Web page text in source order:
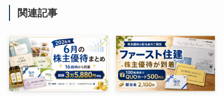
関連記事